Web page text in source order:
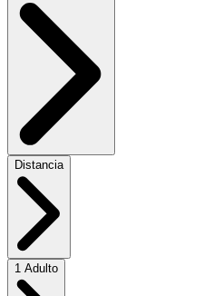
Distancia
1 Adulto